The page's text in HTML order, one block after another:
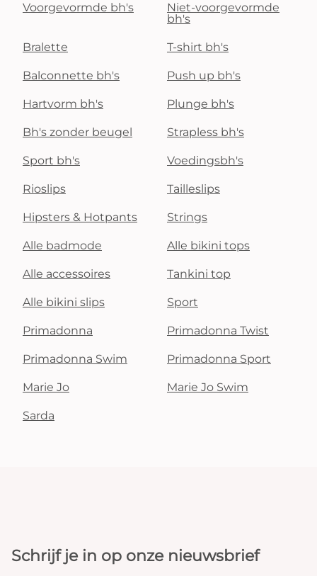
Voorgevormde bh's
Niet-voorgevormde
bh's
Bralette T-shirt bh's
Balconnette bh's Push up bh's
Hartvorm bh's Plunge bh's
Bh's zonder beugel Strapless bh's
Sport bh's Voedingsbh's
Rioslips Tailleslips
Hipsters & Hotpants Strings
Alle badmode Alle bikini tops
Alle accessoires Tankini top
Alle bikini slips Sport
Primadonna Primadonna Twist
Primadonna Swim Primadonna Sport
Marie Jo Marie Jo Swim
Sarda
Schrijf je in op onze nieuwsbrief